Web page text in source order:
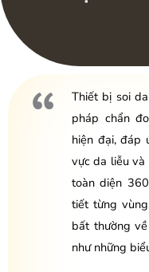
Thiết bị soi
pháp chẩn
hiện đại, đáp
vực da liễu và
toàn diện
tiết từng
bất thường
như những